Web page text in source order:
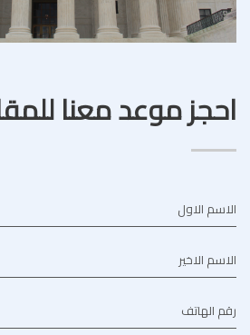
احجز موعد معنا
الاسم الاول
الاسم الاخير
رقم الهاتف